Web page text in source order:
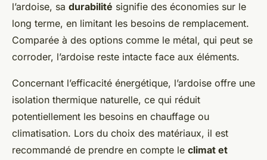
l’ardoise, sa durabilité signifie des économies sur le
long terme, en limitant les besoins de remplacement.
Comparée à des options comme le métal, qui peut se
corroder, l’ardoise reste intacte face aux éléments.
Concernant l’efficacité énergétique, l’ardoise offre une
isolation thermique naturelle, ce qui réduit
potentiellement les besoins en chauffage ou
climatisation. Lors du choix des matériaux, il est
recommandé de prendre en compte le climat et